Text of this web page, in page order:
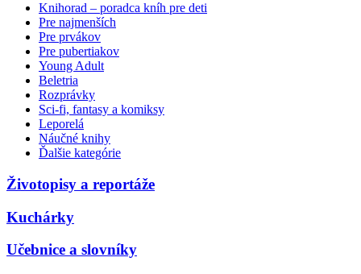
Knihorad – poradca kníh pre deti
Pre najmenších
Pre prvákov
Pre pubertiakov
Young Adult
Beletria
Rozprávky
Sci-fi, fantasy a komiksy
Leporelá
Náučné knihy
Ďalšie kategórie
Životopisy a reportáže
Kuchárky
Učebnice a slovníky